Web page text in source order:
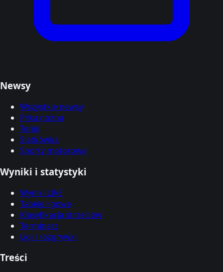
Newsy
Wszystkie newsy
Piłka nożna
Tenis
Siatkówka
Sporty motorowe
Wyniki i statystyki
Wyniki LIVE
Tabele ligowe
Klasyfikacja strzelców
Terminarz
Ligi i rozgrywki
Treści